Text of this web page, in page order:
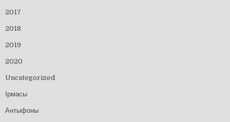
2017
2018
2019
2020
Uncategorized
Ірмасы
Антыфоны